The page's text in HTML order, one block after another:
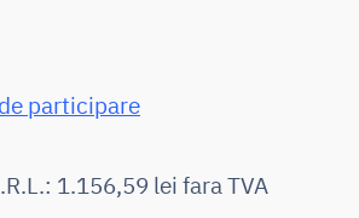
participare
1.156,59 lei fara TVA